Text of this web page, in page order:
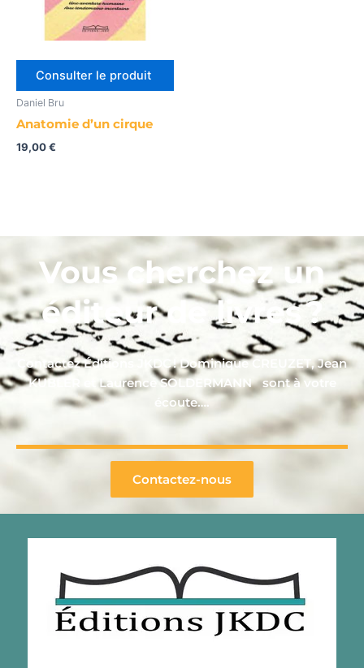
Consulter le produit
Daniel Bru
Anatomie d’un cirque
19,00€
Vous cherchez un
éditeur de livres ?
Contactez Éditions JKDC ! Dominique CREUZET, Jean
KUBLER et Laurence SOLDERMANN sont à votre
écoute….
Contactez-nous